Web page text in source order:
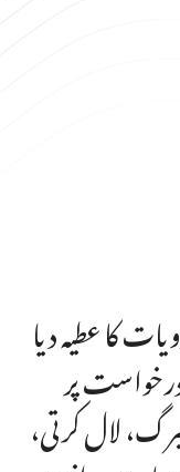
کا عطیہ دیا
درخواست پر
لال کرتی،